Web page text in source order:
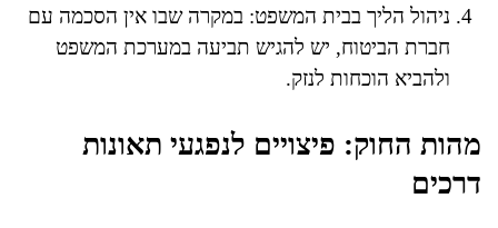
ניהול הליך בבית המשפט: במקרה שבו אין הסכמה עם
חברת הביטוח, יש להגיש תביעה במערכת המשפט
ולהביא הוכחות לנזק.
מהות החוק: פיצויים לנפגעי תאונות
דרכים